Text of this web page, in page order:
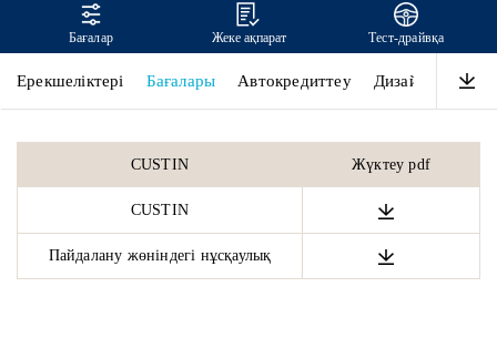
CUSTIN
Бағалар Жеке ақпарат Тест-драйвқа
Ерекшеліктері Бағалары Автокредиттеу Дизайн
CUSTIN Жүктеу pdf
CUSTIN
Пайдалану жөніндегі нұсқаулық